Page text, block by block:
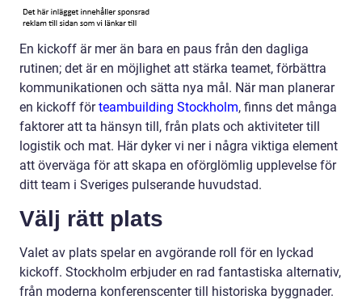
En kickoff är mer än bara en paus från den dagliga
rutinen; det är en möjlighet att stärka teamet, förbättra
kommunikationen och sätta nya mål. När man planerar
en kickoff förteambuilding Stockholm, finns det många
faktorer att ta hänsyn till, från plats och aktiviteter till
logistik och mat. Här dyker vi ner i några viktiga element
att överväga för att skapa en oförglömlig upplevelse för
ditt team i Sveriges pulserande huvudstad.
Välj rätt plats
Valet av plats spelar en avgörande roll för en lyckad
kickoff. Stockholm erbjuder en rad fantastiska alternativ,
från moderna konferenscenter till historiska byggnader.